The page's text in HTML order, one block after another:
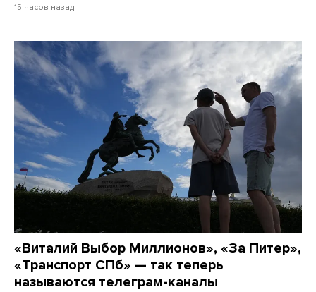
15 часов назад
«Виталий Выбор Миллионов», «За Питер»,
«Транспорт СПб» — так теперь
называются телеграм-каналы